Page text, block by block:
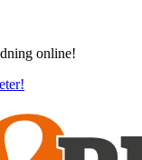
online!